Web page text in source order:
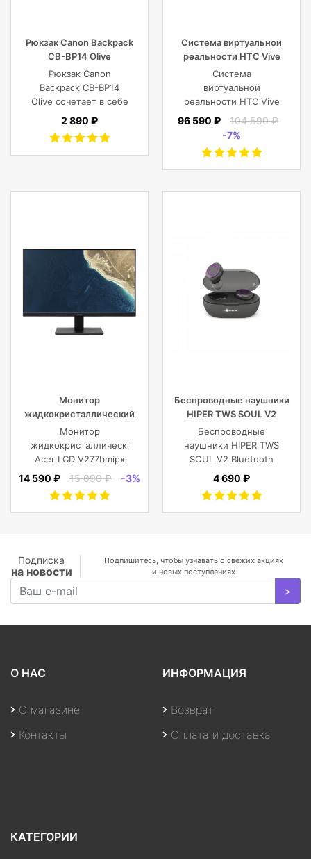
Рюкзак Canon Backpack
CB-BP14 Olive
Рюкзак Canon
Backpack CB-BP14
Olive сочетает в себе
винтажный стиль,
современный
комфорт, и защиту
2 890 ₽
Система виртуальной
реальности HTC Vive
Cosmos Elite
Система
виртуальной
реальности HTC Vive
Cosmos Elite
96 590 ₽
104 590 ₽
-7%
Монитор
жидкокристаллический
Acer LCD V277bmipx 27”
[16:9] 1920х1080(FHD) IPS
Монитор
жидкокристаллический
Acer LCD V277bmipx
27'' [16:9]
nonGLARE,
250cd/m2,
VGA, HDMI, DP, Tilt,
Speakers, 3Y, Black
14 590 ₽ 15 090 ₽ -3%
Беспроводные наушники
HIPER TWS SOUL V2
Bluetooth 5.0 гарнитура Li-
Pol 2x43mAh+380mAh,
черный
Беспроводные
наушники HIPER TWS
SOUL V2 Bluetooth
5.0 гарнитура Li-Pol
Черный
4 690 ₽
Подписка
на новости
Подпишитесь, чтобы узнавать о свежих акциях
и новых поступлениях
>
О НАС
О магазине
Контакты
ИНФОРМАЦИЯ
Возврат
Оплата и доставка
КАТЕГОРИИ